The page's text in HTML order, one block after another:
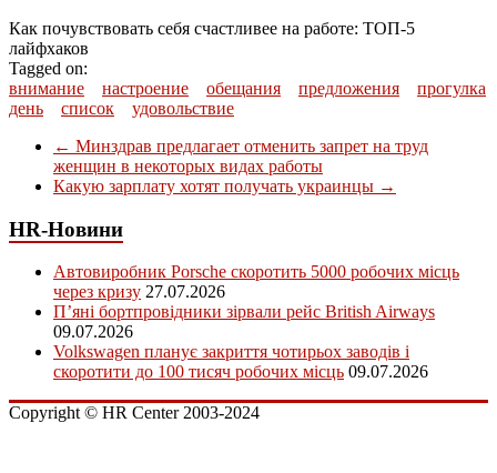
Как почувствовать себя счастливее на работе: ТОП-5
лайфхаков
Tagged on:
внимание
настроение обещания предложения
прогулка
день
список
удовольствие
← Минздрав предлагает отменить запрет на труд
женщин в некоторых видах работы
Какую зарплату хотят получать украинцы →
HR-Новини
Автовиробник Porsche скоротить 5000 робочих місць
через кризу 27.07.2026
П’яні бортпровідники зірвали рейс British Airways
09.07.2026
Volkswagen планує закриття чотирьох заводів і
скоротити до 100 тисяч робочих місць 09.07.2026
Copyright © HR Center 2003-2024